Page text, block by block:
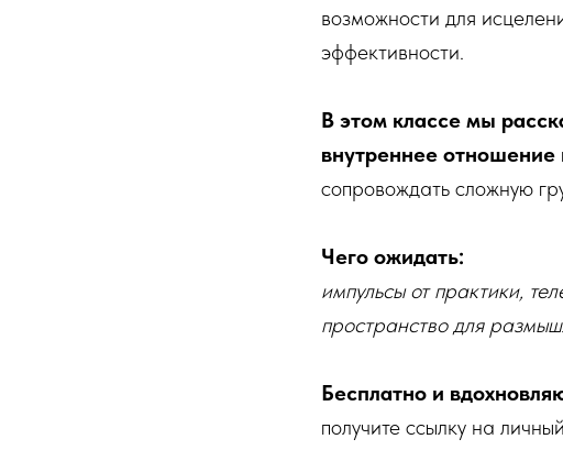
возможности для
эффективности.
В этом классе мы
внутреннее отношение
сопровождать сложную
Чего ожидать:
импульсы от практики,
пространство для
Бесплатно и
получите ссылку на